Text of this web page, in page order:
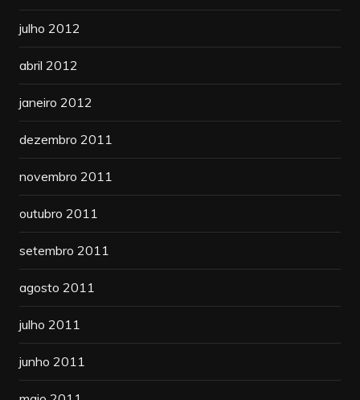
julho 2012
abril 2012
janeiro 2012
dezembro 2011
novembro 2011
outubro 2011
setembro 2011
agosto 2011
julho 2011
junho 2011